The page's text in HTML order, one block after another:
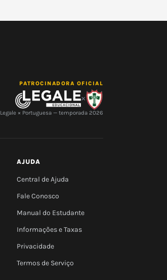
PATROCINADORA OFICIAL
×
Legale × Portuguesa — temporada 2026
AJUDA
Central de Ajuda
Fale Conosco
Manual do Estudante
Informações e Taxas
Privacidade
Termos de Serviço